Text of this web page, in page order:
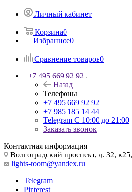
Личный кабинет
Корзина0
Избранное0
Сравнение товаров0
+7 495 669 92 92
Назад
Телефоны
+7 495 669 92 92
+7 985 185 14 44
Telegram С 10:00 до 21:00
Заказать звонок
Контактная информация
Волгоградский проспект, д. 32,
lights-room@yandex.ru
Telegram
Pinterest